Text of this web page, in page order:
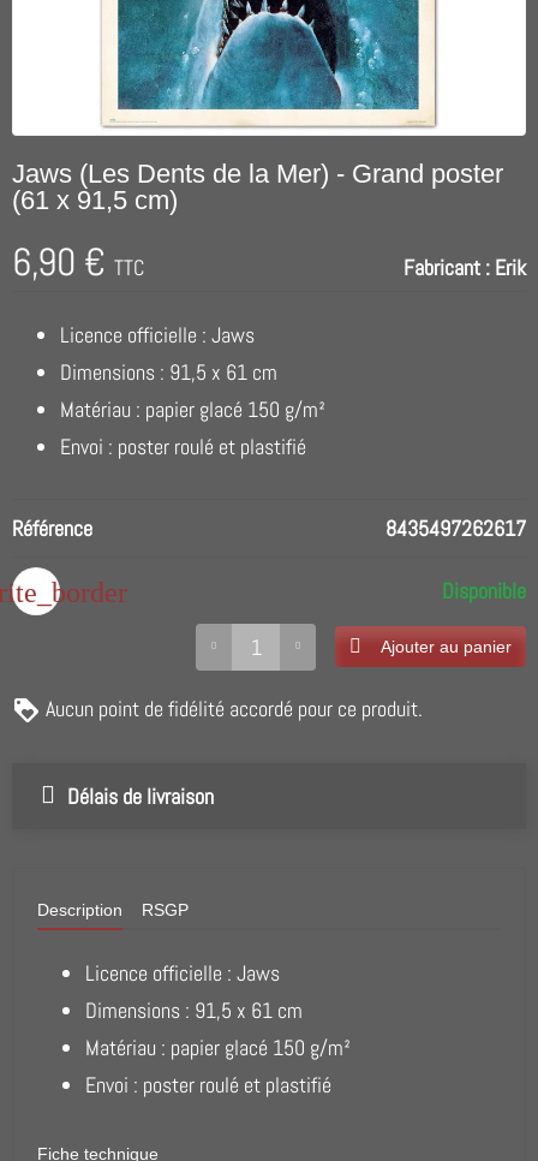
Jaws (Les Dents de la Mer) - Grand poster
(61 x 91,5 cm)
Fabricant : Erik
6,90 € TTC
Licence officielle : Jaws
Dimensions : 91,5 x 61 cm
Matériau : papier glacé 150 g/m²
Envoi : poster roulé et plastifié
Référence 8435497262617
Disponible
Ajouter au panier
Aucun point de fidélité accordé pour ce produit.
Délais de livraison
Description RSGP
Licence officielle : Jaws
Dimensions : 91,5 x 61 cm
Matériau : papier glacé 150 g/m²
Envoi : poster roulé et plastifié
Fiche technique